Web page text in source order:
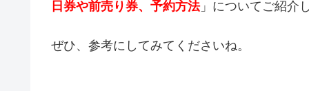
日券や前売り券、予約方法」についてご紹介
ぜひ、参考にしてみてくださいね。